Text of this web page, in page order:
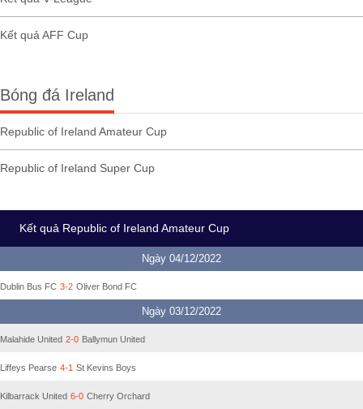
Kết quả AFF Cup
Bóng đá Ireland
Republic of Ireland Amateur Cup
Republic of Ireland Super Cup
Kết quả Republic of Ireland Amateur Cup
Ngày 04/12/2022
Dublin Bus FC 3-2 Oliver Bond FC
Ngày 03/12/2022
Malahide United 2-0 Ballymun United
Liffeys Pearse 4-1 St Kevins Boys
Kilbarrack United 6-0 Cherry Orchard